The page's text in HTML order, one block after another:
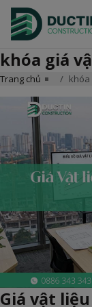
khóa giá
Trang chủ khóa
Giá vật